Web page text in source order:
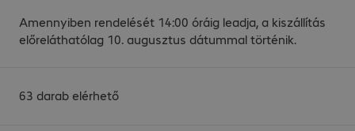
Amennyiben rendelését 14:00 óráig leadja, a kiszállítás
előreláthatólag 10. augusztus dátummal történik.
63 darab elérhető